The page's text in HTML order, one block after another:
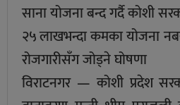
साना योजना बन्द गर्दै कोशी
२५ लाखभन्दा कमका योजना
रोजगारीसँग जोड्ने घोषणा
विराटनगर — कोशी प्रदेश